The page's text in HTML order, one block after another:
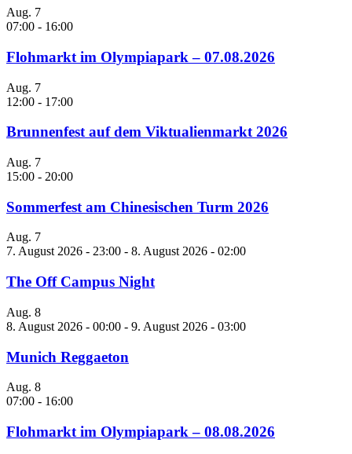
Aug. 7
07:00 - 16:00
Flohmarkt im Olympiapark – 07.08.2026
Aug. 7
12:00 - 17:00
Brunnenfest auf dem Viktualienmarkt 2026
Aug. 7
15:00 - 20:00
Sommerfest am Chinesischen Turm 2026
Aug. 7
7. August 2026 - 23:00 - 8. August 2026 - 02:00
The Off Campus Night
Aug. 8
8. August 2026 - 00:00 - 9. August 2026 - 03:00
Munich Reggaeton
Aug. 8
07:00 - 16:00
Flohmarkt im Olympiapark – 08.08.2026